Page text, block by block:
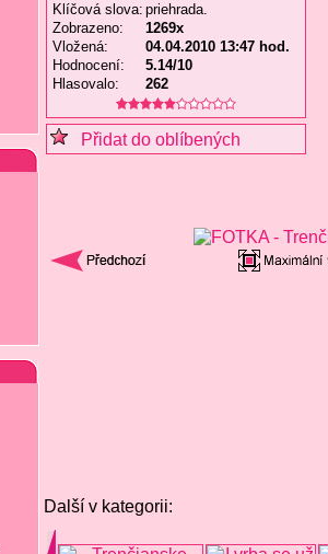
Klíčová slova: priehrada.
Zobrazeno:
1269x
Vložená:
04.04.2010 13:47 hod.
Hodnocení:
5.14/10
Hlasovalo:
262
Přidat do oblíbených
Další v kategorii: